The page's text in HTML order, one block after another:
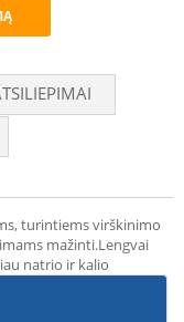
turintiems virškinimo
mažinti.Lengvai
natrio ir kalio